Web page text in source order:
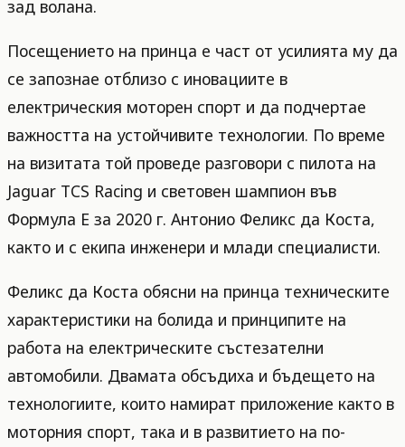
зад волана.
Посещението на принца е част от усилията му да
се запознае отблизо с иновациите в
електрическия моторен спорт и да подчертае
важността на устойчивите технологии. По време
на визитата той проведе разговори с пилота на
Jaguar TCS Racing и световен шампион във
Формула Е за 2020 г. Антонио Феликс да Коста,
както и с екипа инженери и млади специалисти.
Феликс да Коста обясни на принца техническите
характеристики на болида и принципите на
работа на електрическите състезателни
автомобили. Двамата обсъдиха и бъдещето на
технологиите, които намират приложение както в
моторния спорт, така и в развитието на по-